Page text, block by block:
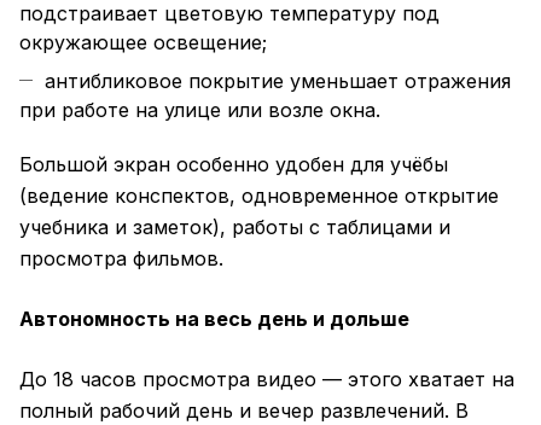
подстраивает цветовую температуру под
окружающее освещение;
антибликовое покрытие уменьшает отражения
при работе на улице или возле окна.
Большой экран особенно удобен для учёбы
(ведение конспектов, одновременное открытие
учебника и заметок), работы с таблицами и
просмотра фильмов.
Автономность на весь день и дольше
До 18 часов просмотра видео — этого хватает на
полный рабочий день и вечер развлечений. В